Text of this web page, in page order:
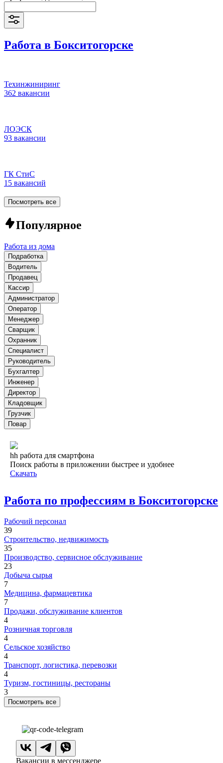
Работа в Бокситогорске
Техинжиниринг
362 вакансии
ЛОЭСК
93 вакансии
ГК СтиС
15 вакансий
Посмотреть все
Популярное
Работа из дома
Подработка
Водитель
Продавец
Кассир
Администратор
Оператор
Менеджер
Сварщик
Охранник
Специалист
Руководитель
Бухгалтер
Инженер
Директор
Кладовщик
Грузчик
Повар
hh работа для смартфона
Поиск работы в приложении быстрее и удобнее
Скачать
Работа по профессиям в Бокситогорске
Рабочий персонал
39
Строительство, недвижимость
35
Производство, сервисное обслуживание
23
Добыча сырья
7
Медицина, фармацевтика
7
Продажи, обслуживание клиентов
4
Розничная торговля
4
Сельское хозяйство
4
Транспорт, логистика, перевозки
4
Туризм, гостиницы, рестораны
3
Посмотреть все
Вакансии в мессенджере